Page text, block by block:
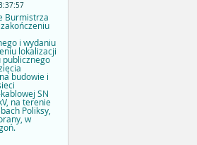
Burmistrza
i wydaniu
lokalizacji
publicznego
budowie i
SN
na terenie
Poliksy,
w